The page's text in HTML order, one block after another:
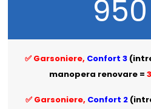
✅ Garsoniere, Confort 3
manopera renovare =
✅ Garsoniere, Confort 2